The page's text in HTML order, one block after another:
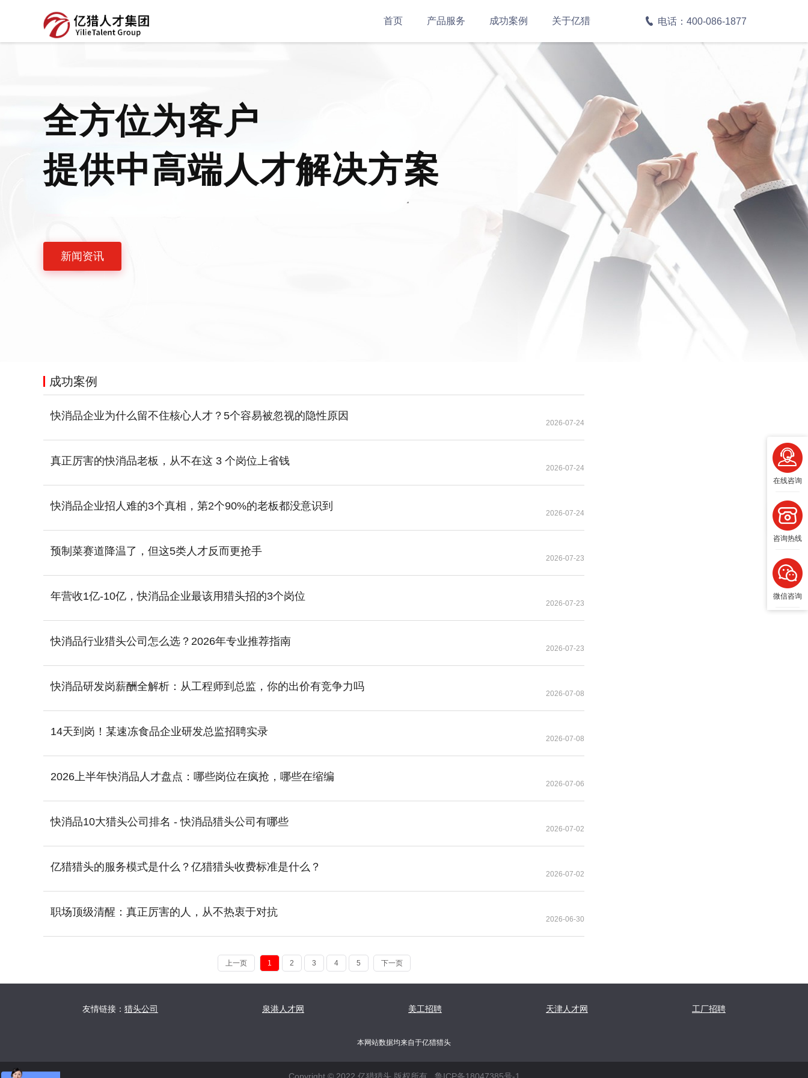
电话：400-086-1877
首页 产品服务 成功案例 关于亿猎
全方位为客户
提供中高端人才解决方案
新闻资讯
成功案例
快消品企业为什么留不住核心人才？5个容易被忽视的隐性原因
2026-07-24
真正厉害的快消品老板，从不在这 3 个岗位上省钱
2026-07-24
快消品企业招人难的3个真相，第2个90%的老板都没意识到
2026-07-24
预制菜赛道降温了，但这5类人才反而更抢手
2026-07-23
年营收1亿-10亿，快消品企业最该用猎头招的3个岗位
2026-07-23
快消品行业猎头公司怎么选？2026年专业推荐指南
2026-07-23
快消品研发岗薪酬全解析：从工程师到总监，你的出价有竞争力吗
2026-07-08
14天到岗！某速冻食品企业研发总监招聘实录
2026-07-08
2026上半年快消品人才盘点：哪些岗位在疯抢，哪些在缩编
2026-07-06
快消品10大猎头公司排名 - 快消品猎头公司有哪些
2026-07-02
亿猎猎头的服务模式是什么？亿猎猎头收费标准是什么？
2026-07-02
职场顶级清醒：真正厉害的人，从不热衷于对抗
2026-06-30
上一页 1 2 3 4 5 下一页
友情链接： 猎头公司 泉港人才网 美工招聘 天津人才网 工厂招聘
本网站数据均来自于亿猎猎头
在线咨询
咨询热线
微信咨询